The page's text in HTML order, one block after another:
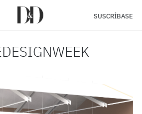
SUSCRÍBASE